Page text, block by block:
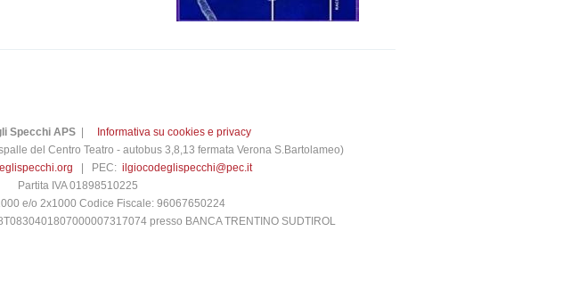
Specchi APS|
Informativa su cookies e privacy
del Centro Teatro - autobus 3,8,13 fermata Verona S.Bartolameo)
| PEC: ilgiocodeglispecchi@pec.it
Partita IVA 01898510225
e/o 2x1000 Codice Fiscale: 96067650224
presso BANCA TRENTINO SUDTIROL